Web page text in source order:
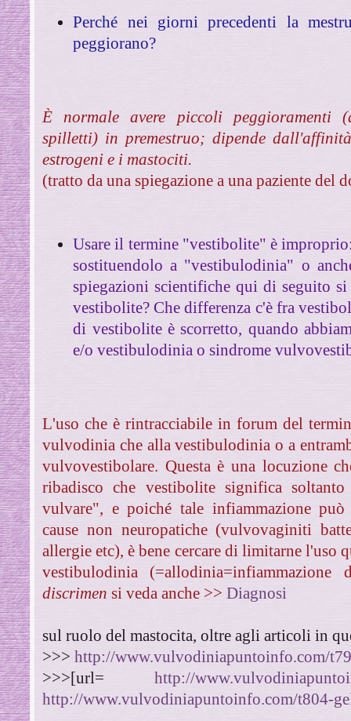
Perché nei giorni precedenti la
peggiorano?
È normale avere piccoli peggioramenti
spilletti) in premestruo; dipende
estrogeni e i mastociti.
(tratto da una spiegazione a una paziente del
Usare il termine "vestibolite" è
sostituendolo a "vestibulodinia" o
spiegazioni scientifiche qui di seguito
vestibolite? Che differenza c'è fra
di vestibolite è scorretto, quando
e/o vestibulodinia o sindrome
L'uso che è rintracciabile in forum del
vulvodinia che alla vestibulodinia o a
vulvovestibolare. Questa è una locuzione
ribadisco che vestibolite significa
vulvare", e poiché tale infiammazione può
cause non neuropatiche (vulvovaginiti
allergie etc), è bene cercare di limitarne l'uso
vestibulodinia
discrimen si veda anche >>Diagnosi
sul ruolo del mastocita, oltre agli articoli in
>>>http://www.vulvodiniapuntoinfo.com/
>>>[url= http://
http://www.vulvodiniapuntoinfo.com/t804-